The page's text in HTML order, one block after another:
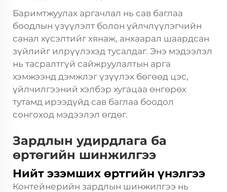
Баримтжуулах аргачлал нь сав баглаа
боодлын үзүүлэлт болон үйлчлүүлэгчийн
санал хүсэлтийг хянаж, анхаарал шаардсан
зүйлийг илрүүлэхэд тусалдаг. Энэ мэдээлэл
нь тасралтгүй сайжруулалтын арга
хэмжээнд дэмжлэг үзүүлэх бөгөөд цэс,
үйлчилгээний хэлбэр хугацаа өнгөрөх
тутамд ирээдүйд сав баглаа боодол
сонгоход мэдээлэл өгдөг.
Зардлын удирдлага ба
өртөгийн шинжилгээ
Нийт эзэмших өртгийн үнэлгээ
Контейнерийн зардлын шинжилгээ нь